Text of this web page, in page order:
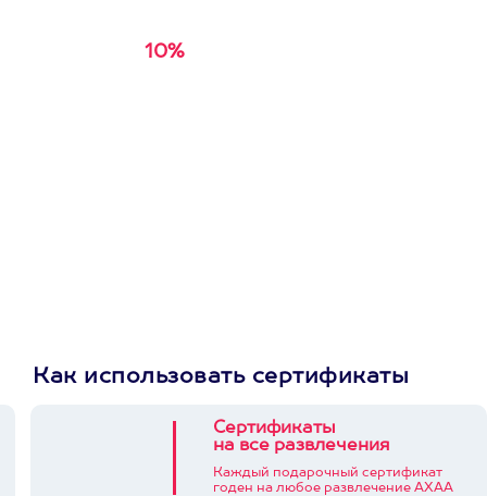
10%
Как использовать сертификаты
Сертификаты
на все развлечения
Каждый подарочный сертификат
годен на любое развлечение АХАА